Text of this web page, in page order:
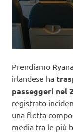
Prendiamo
irlandese ha
passeggeri nel
registrato
una flotta
media tra le più